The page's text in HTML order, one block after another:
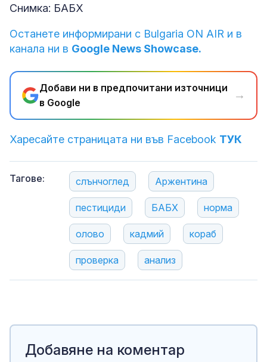
Снимка: БАБХ
Останете информирани с Bulgaria ON AIR и в
канала ни в Google News Showcase.
Добави ни в предпочитани източници
в Google
→
Харесайте страницата ни във Facebook ТУК
Тагове: слънчоглед Аржентина
пестициди БАБХ норма
олово кадмий кораб
проверка анализ
Добавяне на коментар